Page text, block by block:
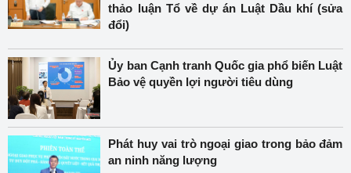
thảo luận Tổ về dự án Luật Dầu khí (sửa
đổi)
Ủy ban Cạnh tranh Quốc gia phổ biến Luật
Bảo vệ quyền lợi người tiêu dùng
Phát huy vai trò ngoại giao trong bảo đảm
an ninh năng lượng